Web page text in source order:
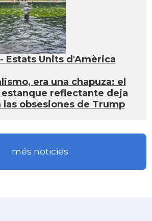
Estats Units d'Amèrica
era una chapuza: el
reflectante deja
obsesiones de Trump
més noticies